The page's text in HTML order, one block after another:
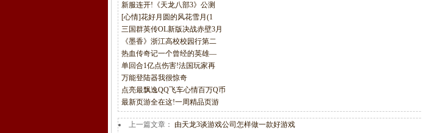
新服连开!《天龙八部3》公测
[心情]花好月圆的风花雪月(1
三国群英传OL新版决战赤壁3月
《墨香》浙江高校校园行第二
热血传奇记一个曾经的英雄—
单回合1亿点伤害!法国玩家再
万能登陆器我很惊奇
点亮最飘逸QQ飞车心情百万Q币
最新页游全在这!一周精品页游
上一篇文章： 由天龙3谈游戏公司怎样做一款好游戏